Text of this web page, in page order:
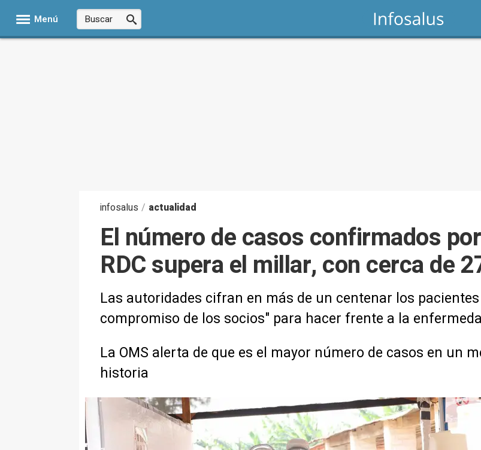
Menú
infosalus / actualidad
El número de casos confirmados
RDC supera el millar, con cerca de
Las autoridades cifran en más de un centenar los
compromiso de los socios" para hacer frente a la
La OMS alerta de que es el mayor número de casos en un
historia